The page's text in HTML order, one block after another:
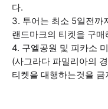
다.
3. 투어는 최소 5일전까
랜드마크의 티켓을 구
4. 구엘공원 및 피카소
(사그라다 파밀리아의
티켓을 대행하는것을